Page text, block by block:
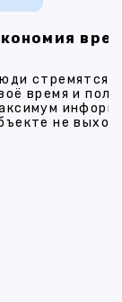
стремятся
время и
не